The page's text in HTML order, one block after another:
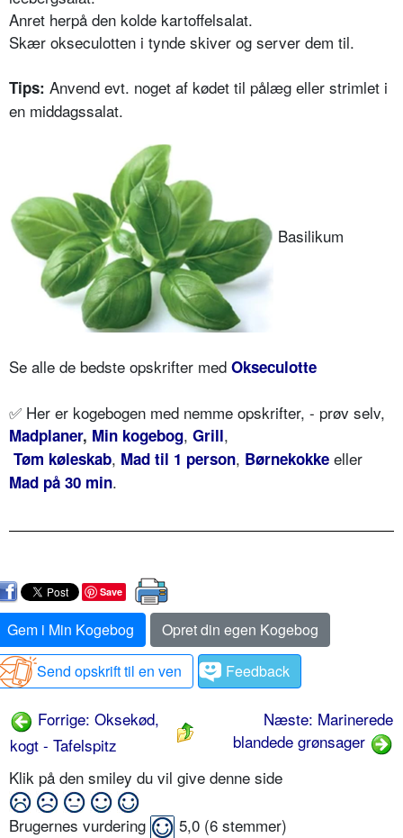
Anret herpå den kolde kartoffelsalat.
Skær okseculotten i tynde skiver og server dem til.
Tips: Anvend evt. noget af kødet til pålæg eller strimlet i
en middagssalat.
Basilikum
Se alle de bedste opskrifter med Okseculotte
✅ Her er kogebogen med nemme opskrifter, - prøv selv,
Madplaner, Min kogebog, Grill,
Tøm køleskab, Mad til 1 person, Børnekokke eller
Mad på 30 min.
Save
Gem i Min Kogebog
Opret din egen Kogebog
Send opskrift til en ven
Feedback
Forrige: Oksekød,
kogt - Tafelspitz
Næste: Marinerede
blandede grønsager
Klik på den smiley du vil give denne side
Brugernes vurdering 5,0 (6 stemmer)